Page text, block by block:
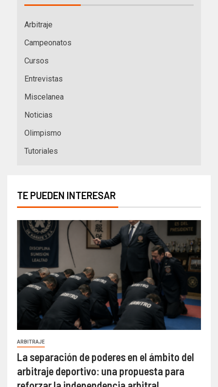
Arbitraje
Campeonatos
Cursos
Entrevistas
Miscelanea
Noticias
Olimpismo
Tutoriales
TE PUEDEN INTERESAR
ARBITRAJE
La separación de poderes en el ámbito del
arbitraje deportivo: una propuesta para